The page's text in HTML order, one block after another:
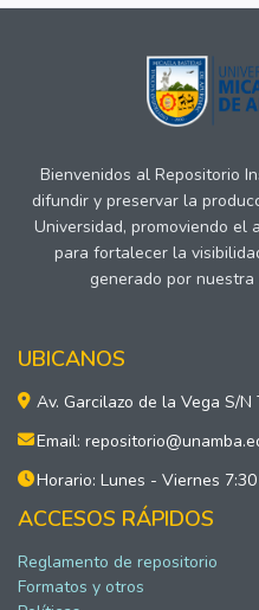
Bienvenidos al Repositorio
difundir y preservar la
Universidad, promoviendo el
para fortalecer la
generado por
UBICANOS
Av. Garcilazo de la Vega S/
Email:
Horario: Lunes - Viernes
ACCESOS RÁPIDOS
Reglamento de repositorio
Formatos y otros